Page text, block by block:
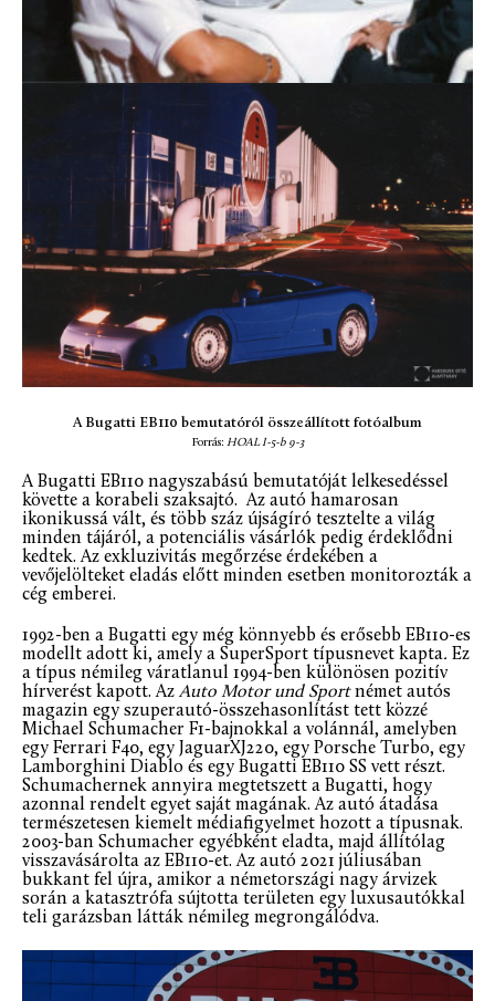
A Bugatti EB110 bemutatóról összeállított fotóalbum
Forrás: HOAL I-5-b 9-3
A Bugatti EB110 nagyszabású bemutatóját lelkesedéssel
követte a korabeli szaksajtó. Az autó hamarosan
ikonikussá vált, és több száz újságíró tesztelte a világ
minden tájáról, a potenciális vásárlók pedig érdeklődni
kedtek. Az exkluzivitás megőrzése érdekében a
vevőjelölteket eladás előtt minden esetben monitorozták a
cég emberei.
1992-ben a Bugatti egy még könnyebb és erősebb EB110-es
modellt adott ki, amely a SuperSport típusnevet kapta. Ez
a típus némileg váratlanul 1994-ben különösen pozitív
hírverést kapott. Az Auto Motor und Sportnémet autós
magazin egy szuperautó-összehasonlítást tett közzé
Michael Schumacher F1-bajnokkal a volánnál, amelyben
egy Ferrari F40, egy JaguarXJ220, egy Porsche Turbo, egy
Lamborghini Diablo és egy Bugatti EB110 SS vett részt.
Schumachernek annyira megtetszett a Bugatti, hogy
azonnal rendelt egyet saját magának. Az autó átadása
természetesen kiemelt médiafigyelmet hozott a típusnak.
2003-ban Schumacher egyébként eladta, majd állítólag
visszavásárolta az EB110-et. Az autó 2021 júliusában
bukkant fel újra, amikor a németországi nagy árvizek
során a katasztrófa sújtotta területen egy luxusautókkal
teli garázsban látták némileg megrongálódva.